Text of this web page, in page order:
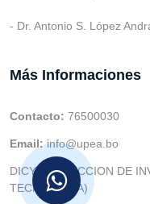
- Dr. Antonio S. López
Más Informaciones
Contacto: 76500030
Email:info@upea.bo
DICYT (DIRECCION DE
TECNOLOGIA)